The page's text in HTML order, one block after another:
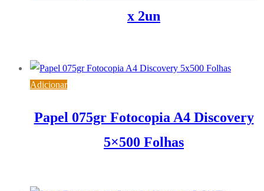
x 2un
Adicionar
Papel 075gr Fotocopia A4 Discovery
5×500 Folhas